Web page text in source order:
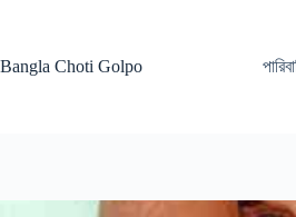
Bangla Choti Golpo